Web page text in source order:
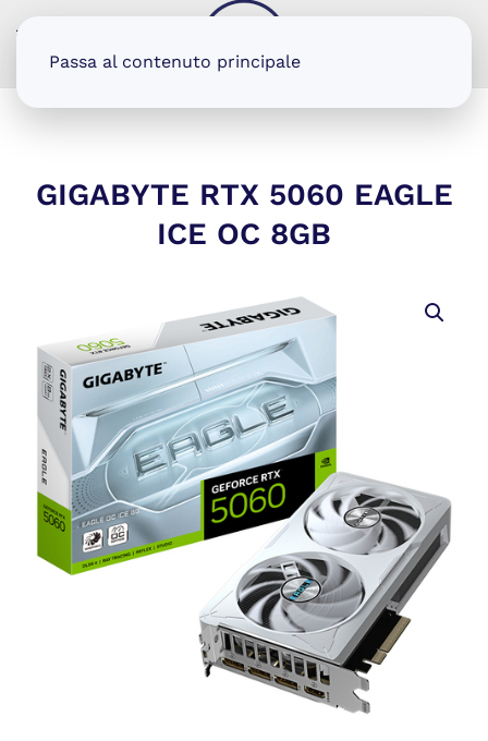
Passa al contenuto principale
GIGABYTE RTX 5060 EAGLE
ICE OC 8GB